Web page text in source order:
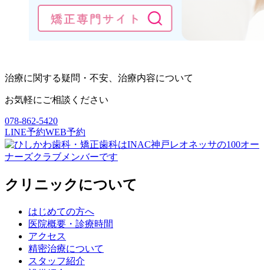
治療に関する疑問・不安、治療内容について
お気軽にご相談ください
078-862-5420
LINE予約WEB予約
クリニックについて
はじめての方へ
医院概要・診療時間
アクセス
精密治療について
スタッフ紹介